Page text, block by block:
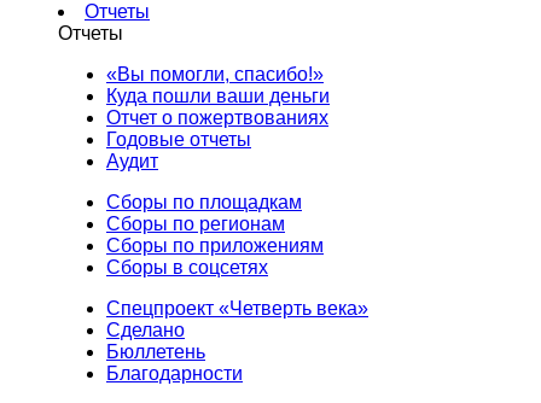
Отчеты
Отчеты
«Вы помогли, спасибо!»
Куда пошли ваши деньги
Отчет о пожертвованиях
Годовые отчеты
Аудит
Сборы по площадкам
Сборы по регионам
Сборы по приложениям
Сборы в соцсетях
Спецпроект «Четверть века»
Сделано
Бюллетень
Благодарности